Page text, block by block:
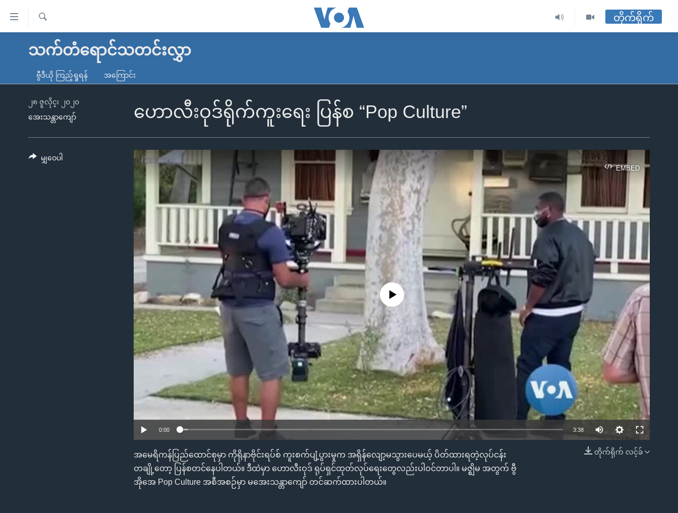
လွယ်ကူ
သည့်
မူလစာမျက်နှာ
ကမ္ဘာ့သတင်းများ
နိုင်ငံတကာ
အမေရိကန်
တရုတ်
အစ္စရေး-ပါလက်စတိုင်း
သတင်းလွတ်လပ်ခွင့်
ရပ်ဝန်းတခု လမ်းတခု အလွန်
အင်္ဂလိပ်စာလေ့လာမယ်
ရ
တိုက်ရိုက်
သက်တံရောင်သတင်းလွှာ
ဗွီဒီယို ကြည့်ရှုရန် အကြောင်း
ဟောလီးဝုဒ်ရိုက်ကူးရေး ပြန်စ “Pop Culture”
၂၈ ဇူလိုင္၊ ၂၀၂၀
အေးသန္တာကျော်
EMBED
EMBED
No media source currently available
0:00 3:38
တိုက်ရိုက် လင့်ခ်
အမေရိကန်ပြည်ထောင်စုမှာ ကိုရိုနာဗိုင်းရပ်စ် ကူးစက်ပျံ့ပွားမှုက အရှိန်လျော့မသွားပေမယ့် ပိတ်ထားရတဲ့လုပ်ငန်း
တချို့တော့ ပြန်စတင်နေပါတယ်။ ဒီထဲမှာ ဟောလီးဝုဒ် ရုပ်ရှင်ထုတ်လုပ်ရေးတွေလည်းပါဝင်တာပါ။ မဇ္ဈိမ အတွက် ဗွီ
အိုအေ Pop Culture အစီအစဉ်မှာ မအေးသန္တာကျော် တင်ဆက်ထားပါတယ်။
မျှဝေပါ